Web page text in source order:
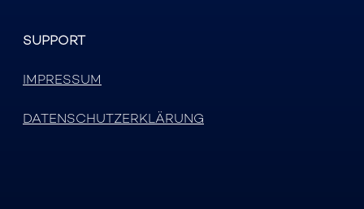
SUPPORT
IMPRESSUM
DATENSCHUTZERKLÄRUNG